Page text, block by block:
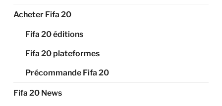
Acheter Fifa 20
Fifa 20 éditions
Fifa 20 plateformes
Précommande Fifa 20
Fifa 20 News